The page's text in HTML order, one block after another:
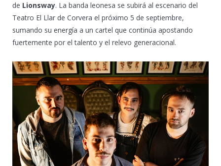
de Lionsway. La banda leonesa se subirá al escenario del
Teatro El Llar de Corvera el próximo 5 de septiembre,
sumando su energía a un cartel que continúa apostando
fuertemente por el talento y el relevo generacional.